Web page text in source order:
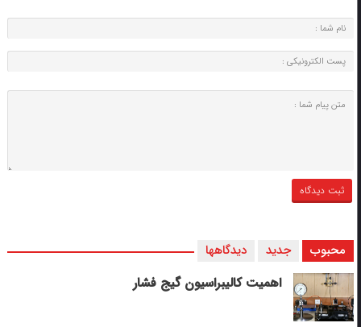
محبوب جدید دیدگاهها
اهمیت کالیبراسیون گیج فشار